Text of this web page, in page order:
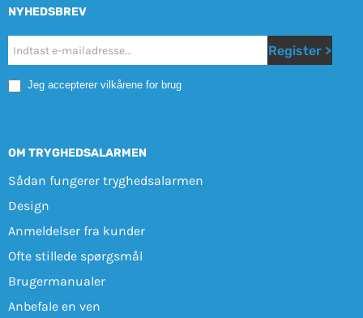
NYHEDSBREV
Nyhetsbrev
Mobile
Register >
Jeg accepterer vilkårene for brug
OM TRYGHEDSALARMEN
Sådan fungerer tryghedsalarmen
Design
Anmeldelser fra kunder
Ofte stillede spørgsmål
Brugermanualer
Anbefale en ven